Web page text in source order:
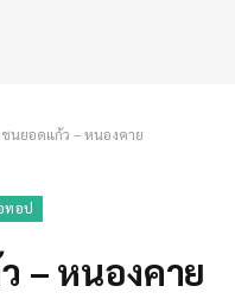
นยอดแก้ว – หนองคาย
ทอป
– หนองคาย